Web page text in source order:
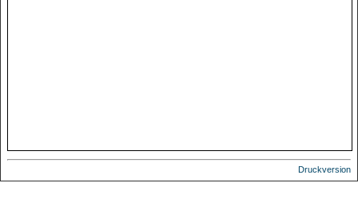
Druckversion